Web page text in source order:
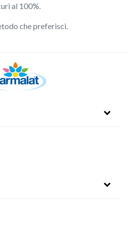
al 100%.
che preferisci.